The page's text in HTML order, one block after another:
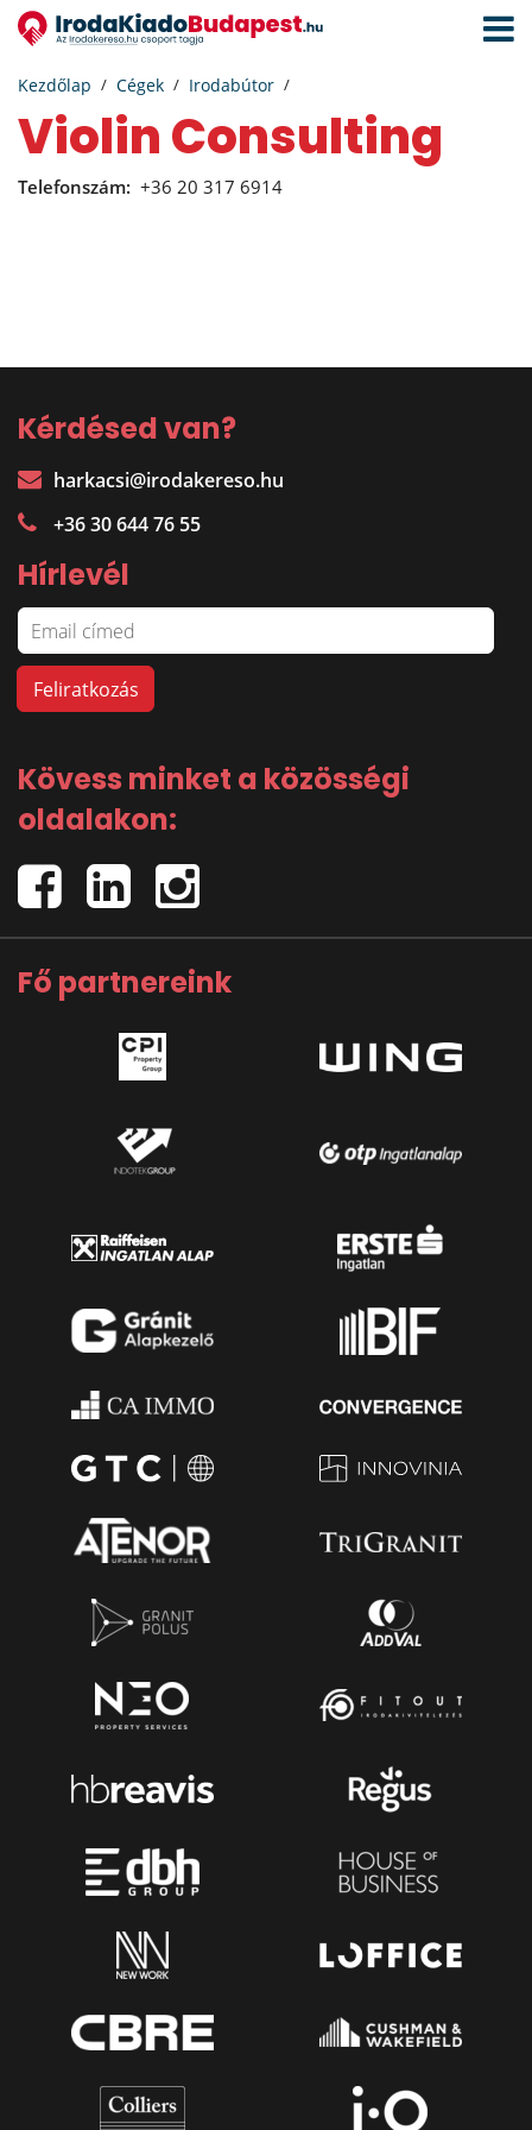
Kezdőlap Cégek Irodabútor
Violin Consulting
Telefonszám: +36 20 317 6914
Kérdésed van?
harkacsi@irodakereso.hu
+36 30 644 76 55
Hírlevél
Kövess minket a közösségi
oldalakon:
Fő partnereink